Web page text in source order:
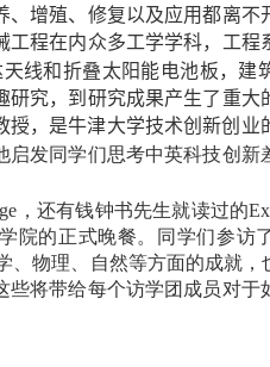
增殖、修复以及应用都离不
程在内众多工学学科，工程
线和折叠太阳能电池板，建
究，到研究成果产生了重大
授，是牛津大学技术创新创业
启发同学们思考中英科技创新
，还有钱钟书先生就读过的
院的正式晚餐。同学们参访
物理、自然等方面的成就，
些将带给每个访学团成员对于